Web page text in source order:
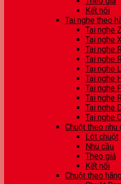
Kết nối
Tai nghe theo
Tai nghe
Tai nghe
Tai nghe
Tai nghe
Tai nghe
Tai nghe
Tai nghe
Tai nghe
Tai nghe
Tai nghe
Chuột theo nhu
Lót chuột
Nhu cầu
Theo giá
Kết nối
Chuột theo